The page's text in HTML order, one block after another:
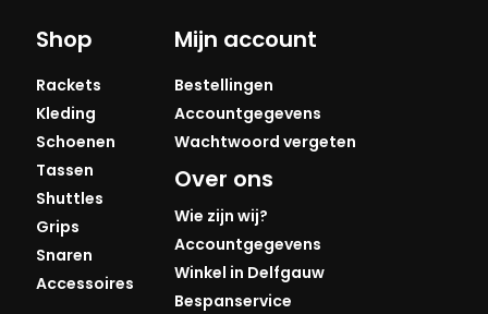
Shop
Rackets
Kleding
Schoenen
Tassen
Shuttles
Grips
Snaren
Accessoires
Mijn account
Bestellingen
Accountgegevens
Wachtwoord vergeten
Over ons
Wie zijn wij?
Accountgegevens
Winkel in Delfgauw
Bespanservice